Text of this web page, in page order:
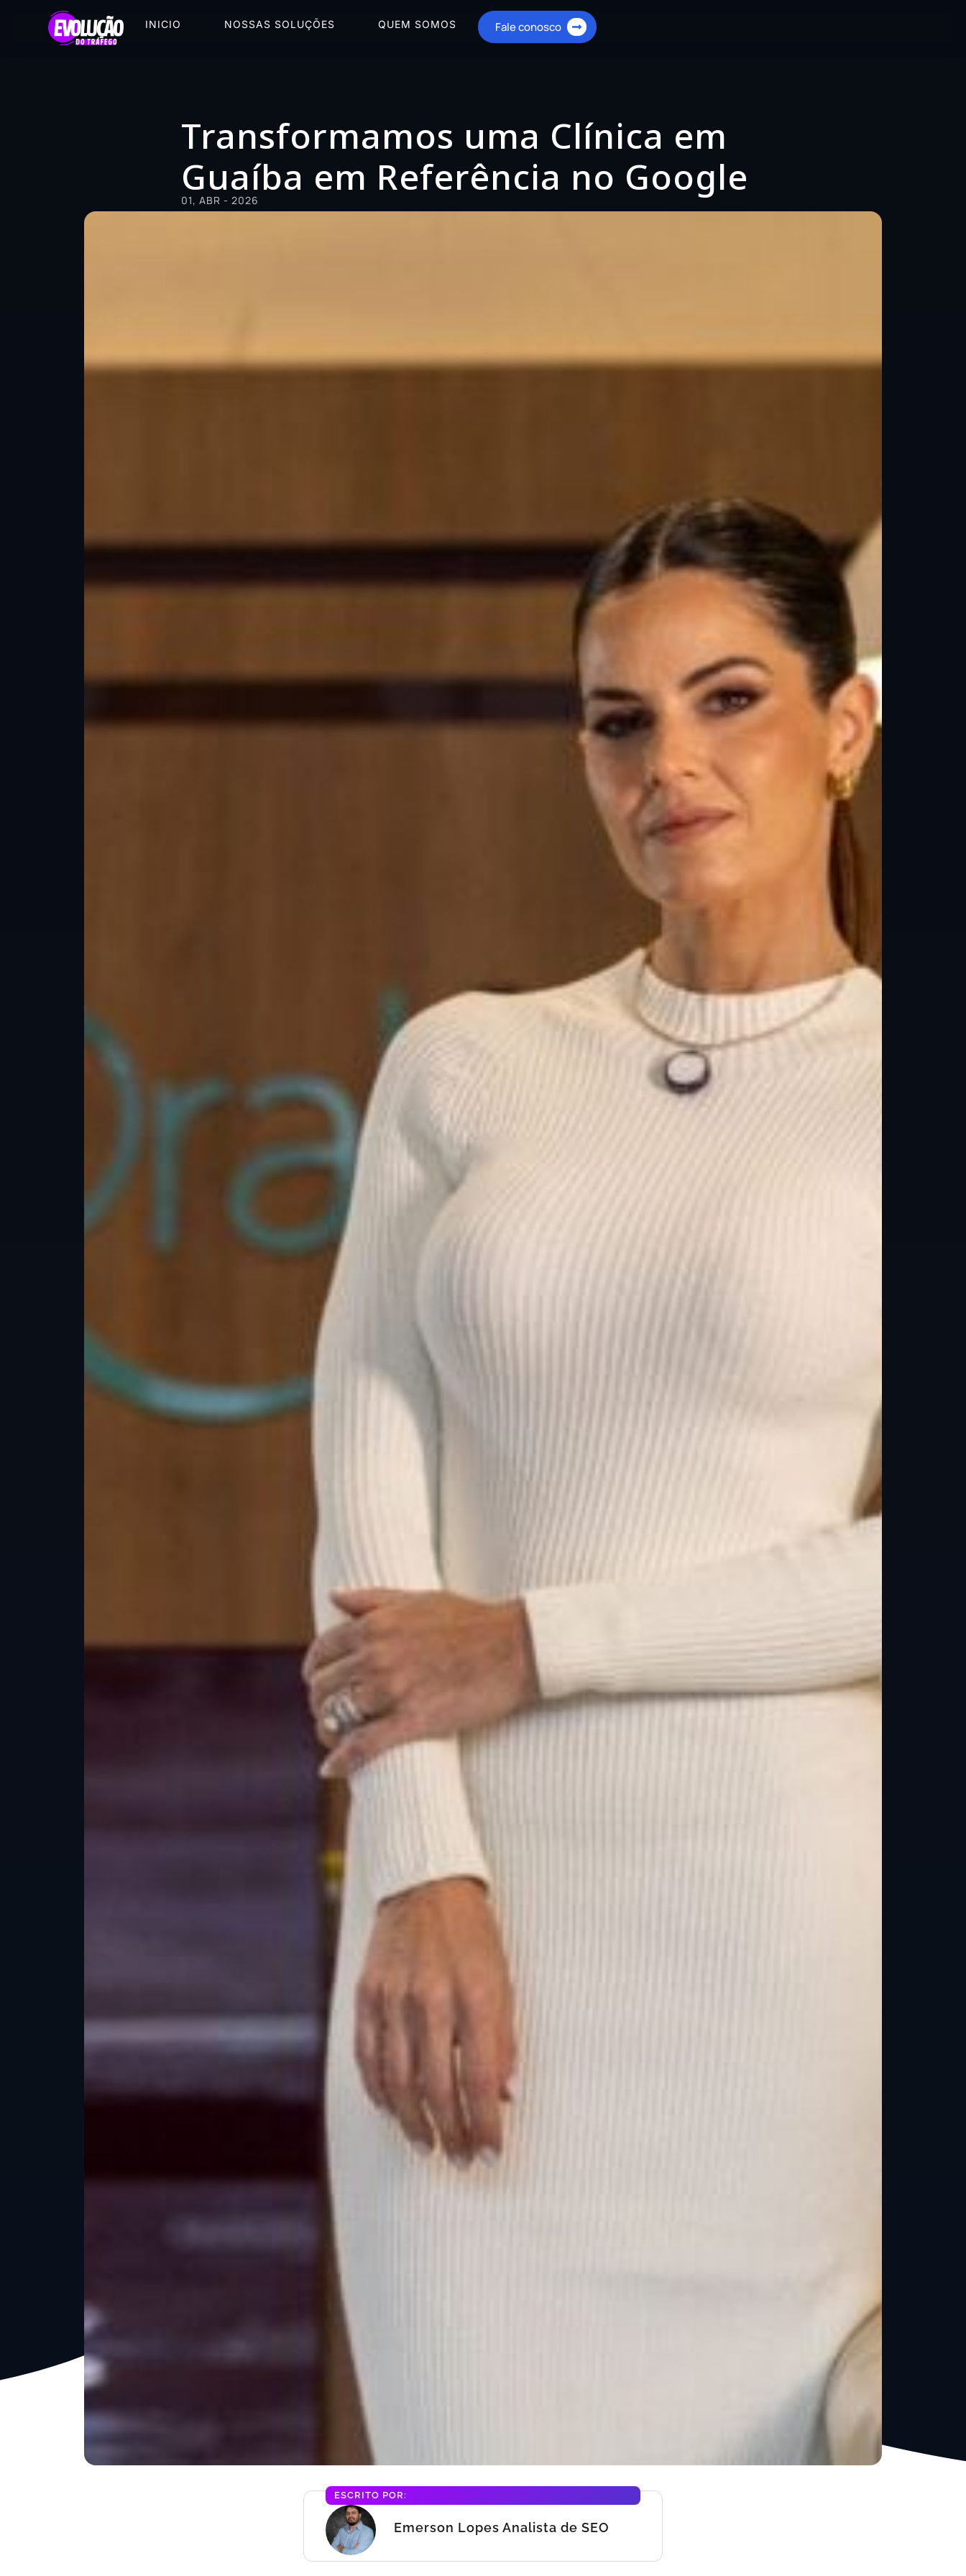
INICIO NOSSAS SOLUÇÕES QUEM SOMOS Fale conosco
Transformamos uma Clínica em
Guaíba em Referência no Google
01, ABR - 2026
ESCRITO POR:
Emerson Lopes Analista de SEO